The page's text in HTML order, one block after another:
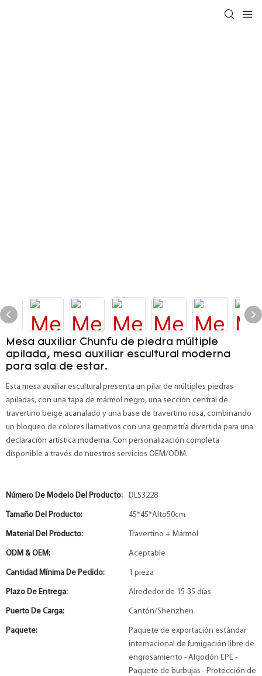
Mesa auxiliar Chunfu de piedra múltiple
apilada, mesa auxiliar escultural moderna
para sala de estar.
Esta mesa auxiliar escultural presenta un pilar de múltiples piedras
apiladas, con una tapa de mármol negro, una sección central de
travertino beige acanalado y una base de travertino rosa, combinando
un bloqueo de colores llamativos con una geometría divertida para una
declaración artística moderna. Con personalización completa
disponible a través de nuestros servicios OEM/ODM.
Número De Modelo Del Producto: DLS3228
Tamaño Del Producto: 45*45*Alto50cm
Material Del Producto: Travertino + Mármol
ODM & OEM: Aceptable
Cantidad Mínima De Pedido: 1 pieza
Plazo De Entrega: Alrededor de 15-35 días
Puerto De Carga: Cantón/Shenzhen
Paquete:
Paquete de exportación estándar
internacional de fumigación libre de
engrosamiento - Algodón EPE -
Paquete de burbujas - Protección de